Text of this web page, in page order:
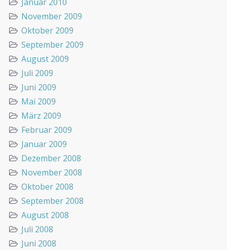
November 2009
Oktober 2009
September 2009
August 2009
Juli 2009
Juni 2009
Mai 2009
März 2009
Februar 2009
Januar 2009
Dezember 2008
November 2008
Oktober 2008
September 2008
August 2008
Juli 2008
Juni 2008